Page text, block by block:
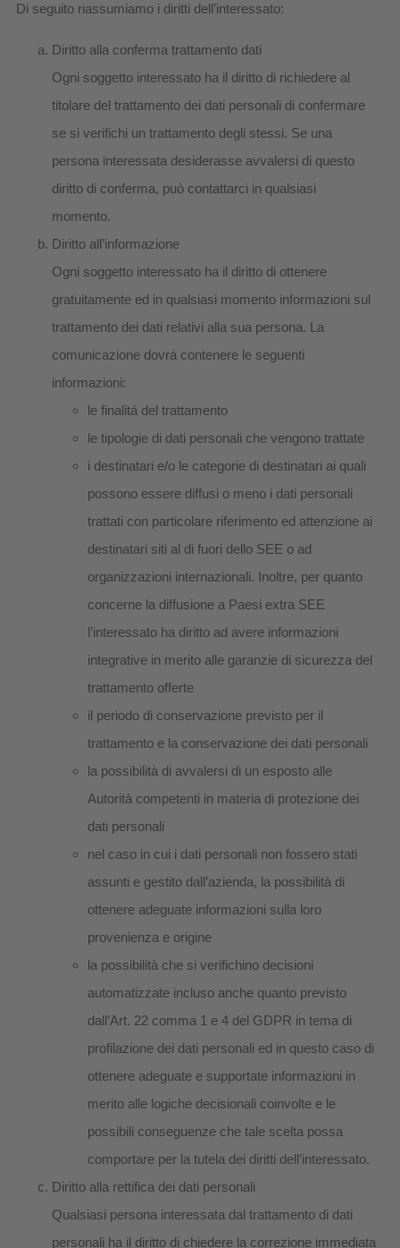
Di seguito riassumiamo i diritti dell’interessato:
Diritto alla conferma trattamento dati
Ogni soggetto interessato ha il diritto di richiedere al
titolare del trattamento dei dati personali di confermare
se si verifichi un trattamento degli stessi. Se una
persona interessata desiderasse avvalersi di questo
diritto di conferma, può contattarci in qualsiasi
momento.
Diritto all’informazione
Ogni soggetto interessato ha il diritto di ottenere
gratuitamente ed in qualsiasi momento informazioni sul
trattamento dei dati relativi alla sua persona. La
comunicazione dovrá contenere le seguenti
informazioni:
le finalitá del trattamento
le tipologie di dati personali che vengono trattate
i destinatari e/o le categorie di destinatari ai quali
possono essere diffusi o meno i dati personali
trattati con particolare riferimento ed attenzione ai
destinatari siti al di fuori dello SEE o ad
organizzazioni internazionali. Inoltre, per quanto
concerne la diffusione a Paesi extra SEE
l’interessato ha diritto ad avere informazioni
integrative in merito alle garanzie di sicurezza del
trattamento offerte
il periodo di conservazione previsto per il
trattamento e la conservazione dei dati personali
la possibilità di avvalersi di un esposto alle
Autorità competenti in materia di protezione dei
dati personali
nel caso in cui i dati personali non fossero stati
assunti e gestito dall’azienda, la possibilità di
ottenere adeguate informazioni sulla loro
provenienza e origine
la possibilità che si verifichino decisioni
automatizzate incluso anche quanto previsto
dall’Art. 22 comma 1 e 4 del GDPR in tema di
profilazione dei dati personali ed in questo caso di
ottenere adeguate e supportate informazioni in
merito alle logiche decisionali coinvolte e le
possibili conseguenze che tale scelta possa
comportare per la tutela dei diritti dell’interessato.
Diritto alla rettifica dei dati personali
Qualsiasi persona interessata dal trattamento di dati
personali ha il diritto di chiedere la correzione immediata